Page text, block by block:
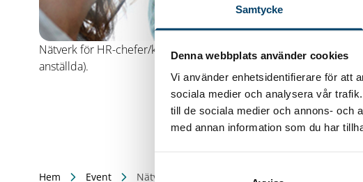
Samtycke
Denna webbplats använder cookies
Vi använder enhetsidentifierare för att
sociala medier och analysera vår
till de sociala medier och annons- och
med annan information som du har
Nätverk för HR-chefer/kompetensansvarige för de stora
anställda).
Hem Event Nätverksträff: HR-Chefer/kompetensansvariga